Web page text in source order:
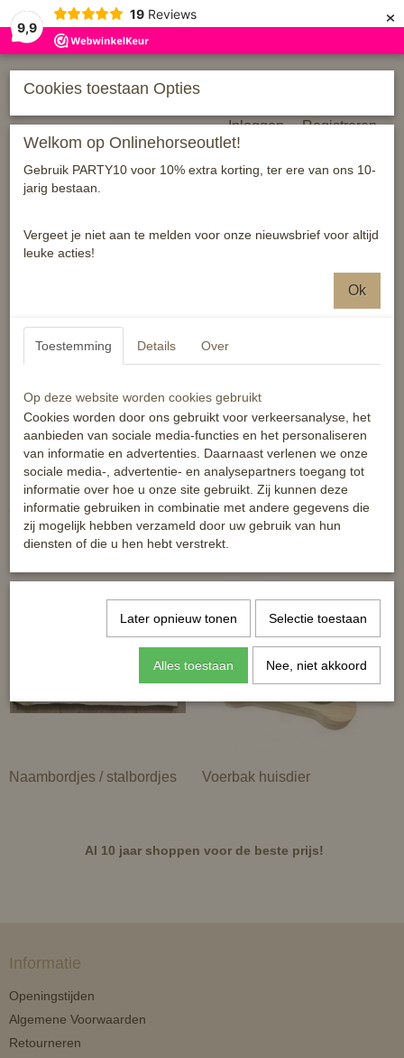
9,9
19 Reviews ×
Inloggen Registreren
Home › Diensten/ Verhuur
Cadeauartikelen Geboortebordjes
Naambordjes / stalbordjes Voerbak huisdier
Al 10 jaar shoppen voor de beste prijs!
Informatie
Openingstijden
Algemene Voorwaarden
Retourneren
Cookies toestaan Opties
Welkom op Onlinehorseoutlet!
Gebruik PARTY10 voor 10% extra korting, ter ere van ons 10-
jarig bestaan.
Vergeet je niet aan te melden voor onze nieuwsbrief voor altijd
leuke acties!
Ok
Toestemming Details Over
Op deze website worden cookies gebruikt
Cookies worden door ons gebruikt voor verkeersanalyse, het
aanbieden van sociale media-functies en het personaliseren
van informatie en advertenties. Daarnaast verlenen we onze
sociale media-, advertentie- en analysepartners toegang tot
informatie over hoe u onze site gebruikt. Zij kunnen deze
informatie gebruiken in combinatie met andere gegevens die
zij mogelijk hebben verzameld door uw gebruik van hun
diensten of die u hen hebt verstrekt.
Later opnieuw tonen Selectie toestaan
Alles toestaan Nee, niet akkoord